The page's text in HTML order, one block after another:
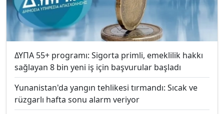
ΔΥΠΑ 55+ programı: Sigorta primli, emeklilik hakkı
sağlayan 8 bin yeni iş için başvurular başladı
Yunanistan'da yangın tehlikesi tırmandı: Sıcak ve
rüzgarlı hafta sonu alarm veriyor